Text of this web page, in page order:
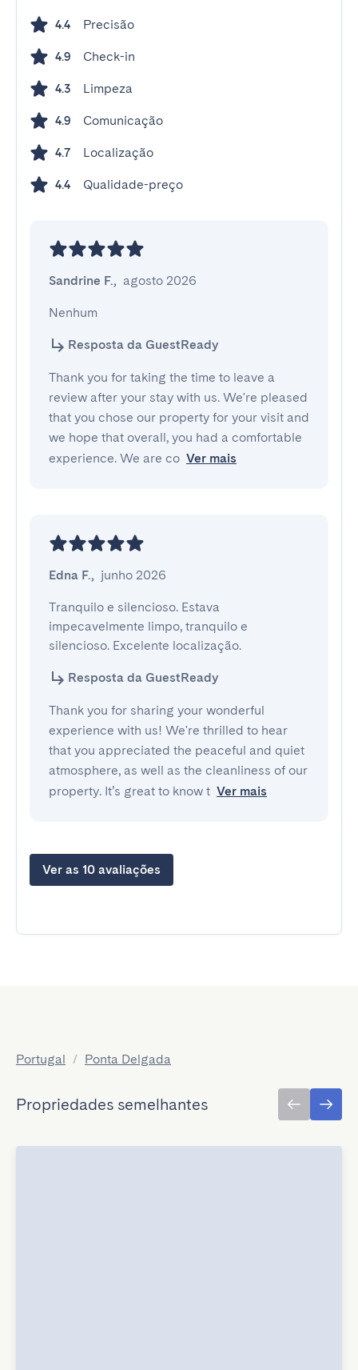
4.4 Precisão
4.9 Check-in
4.3 Limpeza
4.9 Comunicação
4.7 Localização
4.4 Qualidade-preço
Sandrine F., agosto 2026
Nenhum
Resposta da GuestReady
Thank you for taking the time to leave a
review after your stay with us. We're pleased
that you chose our property for your visit and
we hope that overall, you had a comfortable
experience. We are co Ver mais
Edna F., junho 2026
Tranquilo e silencioso. Estava
impecavelmente limpo, tranquilo e
silencioso. Excelente localização.
Resposta da GuestReady
Thank you for sharing your wonderful
experience with us! We're thrilled to hear
that you appreciated the peaceful and quiet
atmosphere, as well as the cleanliness of our
property. It’s great to know t Ver mais
Ver as 10 avaliações
Portugal / Ponta Delgada
Propriedades semelhantes